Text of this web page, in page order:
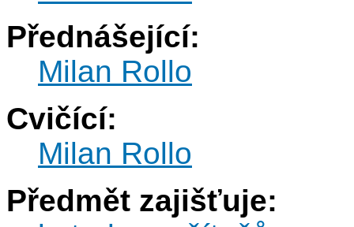
Přednášející:
Milan Rollo
Cvičící:
Milan Rollo
Předmět zajišťuje: